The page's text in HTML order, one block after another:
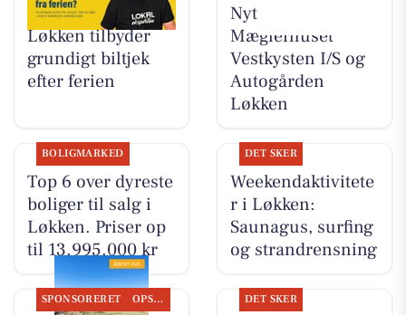
Autogården
Løkken tilbyder
grundigt biltjek
efter ferien
Nyt fra
Mæglerhuset
Vestkysten I/S og
Autogården
Løkken
BOLIGMARKED
Top 6 over dyreste
boliger til salg i
Løkken. Priser op
til 13.995.000 kr
DET SKER
Weekendaktivitete
r i Løkken:
Saunagus, surfing
og strandrensning
SPONSORERET OPSLAGSTAVLEN DET SKER